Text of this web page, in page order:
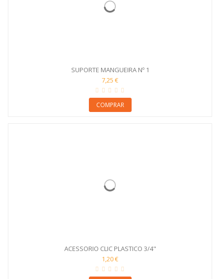
SUPORTE MANGUEIRA Nº 1
7,25 €
COMPRAR
ACESSORIO CLIC PLASTICO 3/4"
1,20 €